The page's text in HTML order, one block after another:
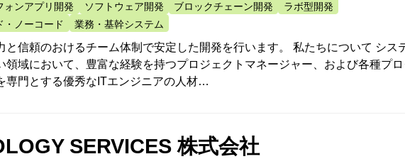
ォンアプリ開発
ソフトウェア開発 ブロックチェーン開発
ラボ型開発
・ノーコード
業務・基幹システム
と信頼のおけるチーム体制で安定した開発を行います。 私たちについて シス
領域において、豊富な経験を持つプロジェクトマネージャー、および各種プ
専門とする優秀なITエンジニアの人材…
SERVICES 株式会社